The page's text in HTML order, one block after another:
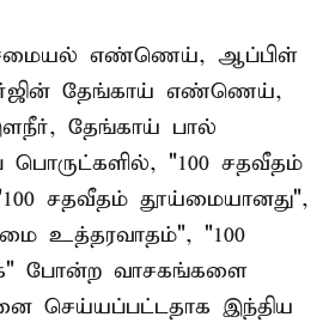
எண்ணெய், ஆப்பிள்
தேங்காய் எண்ணெய்,
தேங்காய் பால்
"100 சதவீதம்
சதவீதம் தூய்மையானது",
உத்தரவாதம்", "100
போன்ற வாசகங்களை
செய்யப்பட்டதாக இந்திய